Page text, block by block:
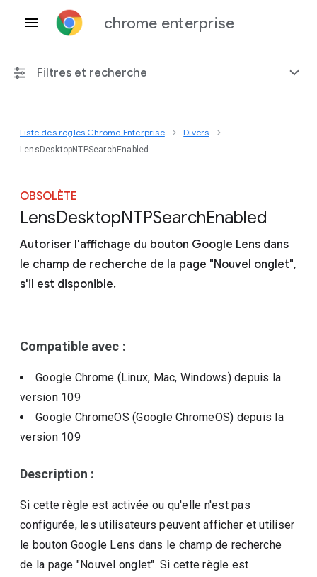
chrome enterprise
Filtres et recherche
Toute plate-forme
Inclure les règles obsolètes
Liste des règles Chrome Enterprise Divers
LensDesktopNTPSearchEnabled
OBSOLÈTE
LensDesktopNTPSearchEnabled
Autoriser l'affichage du bouton Google Lens dans
le champ de recherche de la page "Nouvel onglet",
s'il est disponible.
Compatible avec :
Google Chrome (Linux, Mac, Windows)depuis la
version 109
Google ChromeOS (Google ChromeOS) depuis la
version 109
Description :
Si cette règle est activée ou qu'elle n'est pas
configurée, les utilisateurs peuvent afficher et utiliser
le bouton Google Lens dans le champ de recherche
de la page "Nouvel onglet". Si cette règle est